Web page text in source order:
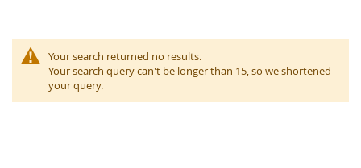
Your search returned no results.
Your search query can't be longer than 15, so we shortened
your query.